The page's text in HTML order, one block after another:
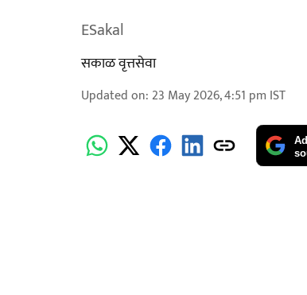
ESakal
सकाळ वृत्तसेवा
Updated on: 23 May 2026, 4:51 pm IST